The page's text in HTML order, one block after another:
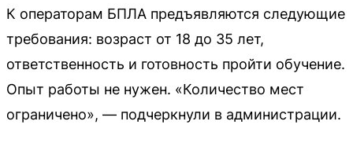
К операторам БПЛА предъявляются следующие
требования: возраст от 18 до 35 лет,
ответственность и готовность пройти обучение.
Опыт работы не нужен. «Количество мест
ограничено», — подчеркнули в администрации.